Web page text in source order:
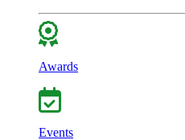
Awards
Events